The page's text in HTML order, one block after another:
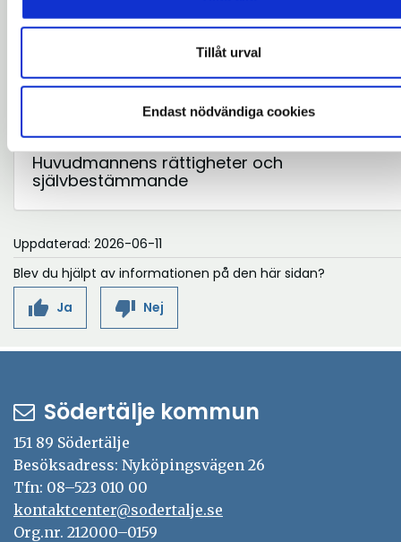
Tillåt urval
Endast nödvändiga cookies
information.
Årsberättelse och slutberättelse
Huvudmannens rättigheter och
självbestämmande
Uppdaterad: 2026-06-11
Blev du hjälpt av informationen på den här sidan?
thumb_up Ja thumb_down Nej
Södertälje kommun
151 89 Södertälje
Besöksadress: Nyköpingsvägen 26
Tfn: 08–523 010 00
kontaktcenter@sodertalje.se
Org.nr. 212000–0159